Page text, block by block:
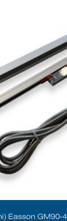
Easson GM90-